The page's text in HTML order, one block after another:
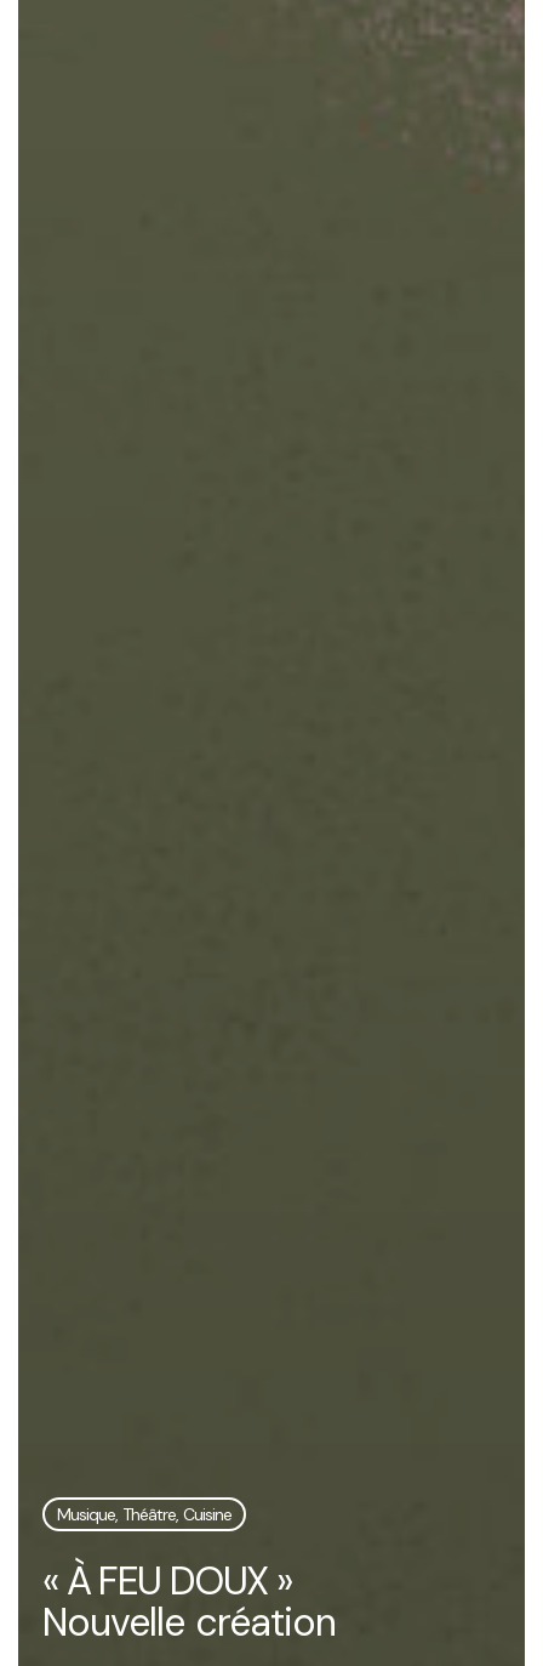
Musique, Théâtre, Cuisine
« À FEU DOUX »
Nouvelle création